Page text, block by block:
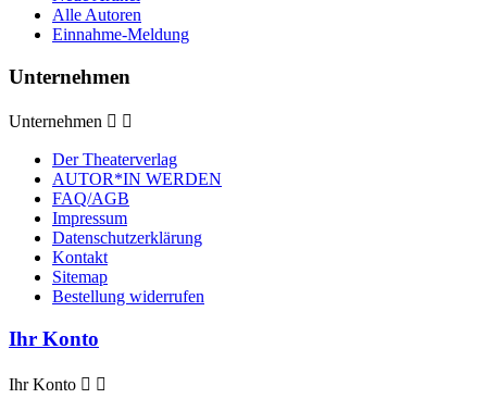
Alle Autoren
Einnahme-Meldung
Unternehmen
Unternehmen  
Der Theaterverlag
AUTOR*IN WERDEN
FAQ/AGB
Impressum
Datenschutzerklärung
Kontakt
Sitemap
Bestellung widerrufen
Ihr Konto
Ihr Konto  